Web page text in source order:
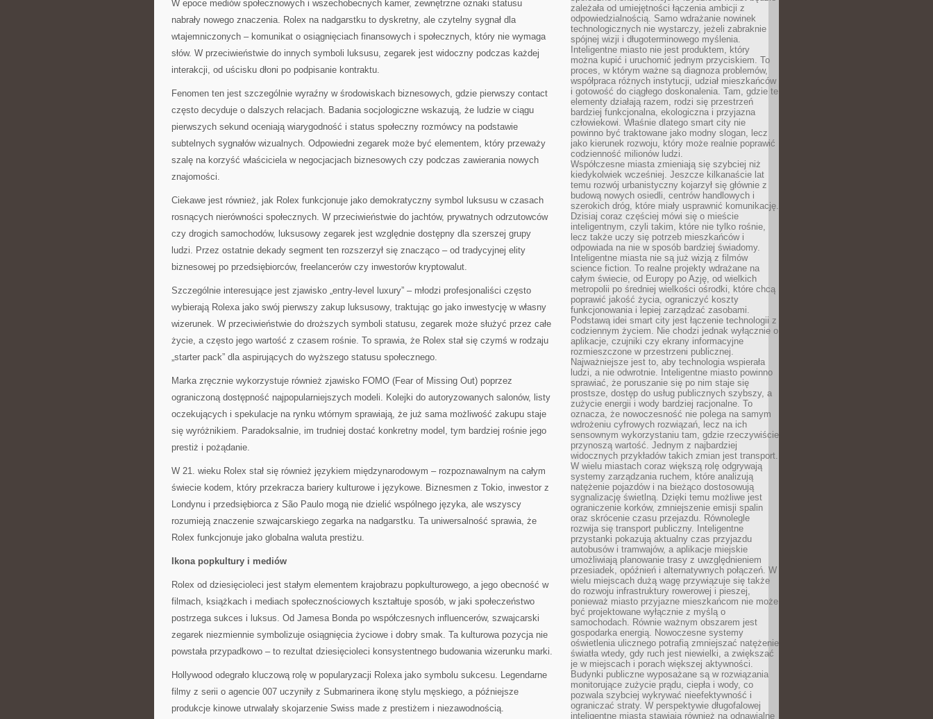
W epoce mediów społecznowych i wszechobecnych kamer, zewnętrzne oznaki statusu
nabrały nowego znaczenia. Rolex na nadgarstku to dyskretny, ale czytelny sygnał dla
wtajemniczonych – komunikat o osiągnięciach finansowych i społecznych, który nie wymaga
słów. W przeciwieństwie do innych symboli luksusu, zegarek jest widoczny podczas każdej
interakcji, od uścisku dłoni po podpisanie kontraktu.
Fenomen ten jest szczególnie wyraźny w środowiskach biznesowych, gdzie pierwszy contact
często decyduje o dalszych relacjach. Badania socjologiczne wskazują, że ludzie w ciągu
pierwszych sekund oceniają wiarygodność i status społeczny rozmówcy na podstawie
subtelnych sygnałów wizualnych. Odpowiedni zegarek może być elementem, który przeważy
szalę na korzyść właściciela w negocjacjach biznesowych czy podczas zawierania nowych
znajomości.
Ciekawe jest również, jak Rolex funkcjonuje jako demokratyczny symbol luksusu w czasach
rosnących nierówności społecznych. W przeciwieństwie do jachtów, prywatnych odrzutowców
czy drogich samochodów, luksusowy zegarek jest względnie dostępny dla szerszej grupy
ludzi. Przez ostatnie dekady segment ten rozszerzył się znacząco – od tradycyjnej elity
biznesowej po przedsiębiorców, freelancerów czy inwestorów kryptowalut.
Szczególnie interesujące jest zjawisko „entry-level luxury” – młodzi profesjonaliści często
wybierają Rolexa jako swój pierwszy zakup luksusowy, traktując go jako inwestycję w własny
wizerunek. W przeciwieństwie do droższych symboli statusu, zegarek może służyć przez całe
życie, a często jego wartość z czasem rośnie. To sprawia, że Rolex stał się czymś w rodzaju
„starter pack” dla aspirujących do wyższego statusu społecznego.
Marka zręcznie wykorzystuje również zjawisko FOMO (Fear of Missing Out) poprzez
ograniczoną dostępność najpopularniejszych modeli. Kolejki do autoryzowanych salonów, listy
oczekujących i spekulacje na rynku wtórnym sprawiają, że już sama możliwość zakupu staje
się wyróżnikiem. Paradoksalnie, im trudniej dostać konkretny model, tym bardziej rośnie jego
prestiż i pożądanie.
W 21. wieku Rolex stał się również językiem międzynarodowym – rozpoznawalnym na całym
świecie kodem, który przekracza bariery kulturowe i językowe. Biznesmen z Tokio, inwestor z
Londynu i przedsiębiorca z São Paulo mogą nie dzielić wspólnego języka, ale wszyscy
rozumieją znaczenie szwajcarskiego zegarka na nadgarstku. Ta uniwersalność sprawia, że
Rolex funkcjonuje jako globalna waluta prestiżu.
Ikona popkultury i mediów
Rolex od dziesięcioleci jest stałym elementem krajobrazu popkulturowego, a jego obecność w
filmach, książkach i mediach społecznościowych kształtuje sposób, w jaki społeczeństwo
postrzega sukces i luksus. Od Jamesa Bonda po współczesnych influencerów, szwajcarski
zegarek niezmiennie symbolizuje osiągnięcia życiowe i dobry smak. Ta kulturowa pozycja nie
powstała przypadkowo – to rezultat dziesięcioleci konsystentnego budowania wizerunku marki.
Hollywood odegrało kluczową rolę w popularyzacji Rolexa jako symbolu sukcesu. Legendarne
filmy z serii o agencie 007 uczyniły z Submarinera ikonę stylu męskiego, a późniejsze
produkcje kinowe utrwalały skojarzenie Swiss made z prestiżem i niezawodnością.
zależała od umiejętności łączenia ambicji z
odpowiedzialnością. Samo wdrażanie nowinek
technologicznych nie wystarczy, jeżeli zabraknie
spójnej wizji i długoterminowego myślenia.
Inteligentne miasto nie jest produktem, który
można kupić i uruchomić jednym przyciskiem. To
proces, w którym ważne są diagnoza problemów,
współpraca różnych instytucji, udział mieszkańców
i gotowość do ciągłego doskonalenia. Tam, gdzie te
elementy działają razem, rodzi się przestrzeń
bardziej funkcjonalna, ekologiczna i przyjazna
człowiekowi. Właśnie dlatego smart city nie
powinno być traktowane jako modny slogan, lecz
jako kierunek rozwoju, który może realnie poprawić
codzienność milionów ludzi.
Współczesne miasta zmieniają się szybciej niż
kiedykolwiek wcześniej. Jeszcze kilkanaście lat
temu rozwój urbanistyczny kojarzył się głównie z
budową nowych osiedli, centrów handlowych i
szerokich dróg, które miały usprawnić komunikację.
Dzisiaj coraz częściej mówi się o mieście
inteligentnym, czyli takim, które nie tylko rośnie,
lecz także uczy się potrzeb mieszkańców i
odpowiada na nie w sposób bardziej świadomy.
Inteligentne miasta nie są już wizją z filmów
science fiction. To realne projekty wdrażane na
całym świecie, od Europy po Azję, od wielkich
metropolii po średniej wielkości ośrodki, które chcą
poprawić jakość życia, ograniczyć koszty
funkcjonowania i lepiej zarządzać zasobami.
Podstawą idei smart city jest łączenie technologii z
codziennym życiem. Nie chodzi jednak wyłącznie o
aplikacje, czujniki czy ekrany informacyjne
rozmieszczone w przestrzeni publicznej.
Najważniejsze jest to, aby technologia wspierała
ludzi, a nie odwrotnie. Inteligentne miasto powinno
sprawiać, że poruszanie się po nim staje się
prostsze, dostęp do usług publicznych szybszy, a
zużycie energii i wody bardziej racjonalne. To
oznacza, że nowoczesność nie polega na samym
wdrożeniu cyfrowych rozwiązań, lecz na ich
sensownym wykorzystaniu tam, gdzie rzeczywiście
przynoszą wartość. Jednym z najbardziej
widocznych przykładów takich zmian jest transport.
W wielu miastach coraz większą rolę odgrywają
systemy zarządzania ruchem, które analizują
natężenie pojazdów i na bieżąco dostosowują
sygnalizację świetlną. Dzięki temu możliwe jest
ograniczenie korków, zmniejszenie emisji spalin
oraz skrócenie czasu przejazdu. Równolegle
rozwija się transport publiczny. Inteligentne
przystanki pokazują aktualny czas przyjazdu
autobusów i tramwajów, a aplikacje miejskie
umożliwiają planowanie trasy z uwzględnieniem
przesiadek, opóźnień i alternatywnych połączeń. W
wielu miejscach dużą wagę przywiązuje się także
do rozwoju infrastruktury rowerowej i pieszej,
ponieważ miasto przyjazne mieszkańcom nie może
być projektowane wyłącznie z myślą o
samochodach. Równie ważnym obszarem jest
gospodarka energią. Nowoczesne systemy
oświetlenia ulicznego potrafią zmniejszać natężenie
światła wtedy, gdy ruch jest niewielki, a zwiększać
je w miejscach i porach większej aktywności.
Budynki publiczne wyposażane są w rozwiązania
monitorujące zużycie prądu, ciepła i wody, co
pozwala szybciej wykrywać nieefektywność i
ograniczać straty. W perspektywie długofalowej
inteligentne miasta stawiają również na odnawialne